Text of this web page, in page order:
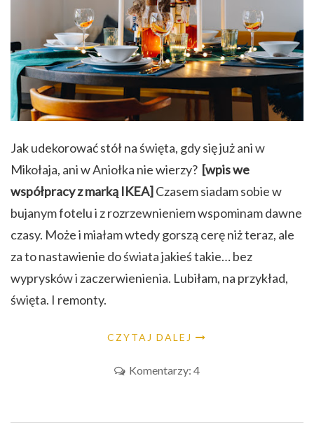
Jak udekorować stół na święta, gdy się już ani w
Mikołaja, ani w Aniołka nie wierzy? [wpis we
współpracy z marką IKEA] Czasem siadam sobie w
bujanym fotelu i z rozrzewnieniem wspominam dawne
czasy. Może i miałam wtedy gorszą cerę niż teraz, ale
za to nastawienie do świata jakieś takie… bez
wyprysków i zaczerwienienia. Lubiłam, na przykład,
święta. I remonty.
CZYTAJ DALEJ
Komentarzy: 4